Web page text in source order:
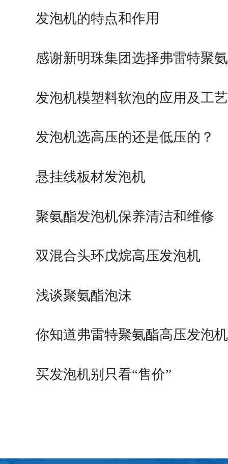
广…
发泡机的特点和作用
感谢新明珠集团选择弗雷特聚
发泡机模塑料软泡的应用及工艺
发泡机选高压的还是低压的？
悬挂线板材发泡机
聚氨酯发泡机保养清洁和维修
双混合头环戊烷高压发泡机
浅谈聚氨酯泡沫
你知道弗雷特聚氨酯高压发泡
买发泡机别只看“售价”